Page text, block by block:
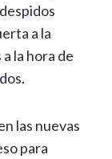
a la
la hora de
las nuevas
para